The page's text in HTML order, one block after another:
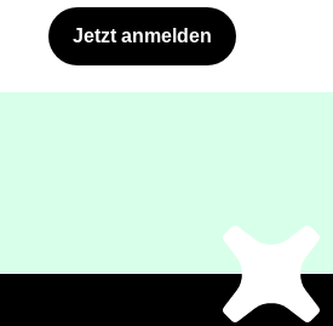
Jetzt anmelden